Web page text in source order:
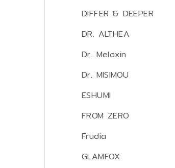
DIFFER & DEEPER
DR. ALTHEA
Dr. Melaxin
Dr. MISIMOU
ESHUMI
FROM ZERO
Frudia
GLAMFOX